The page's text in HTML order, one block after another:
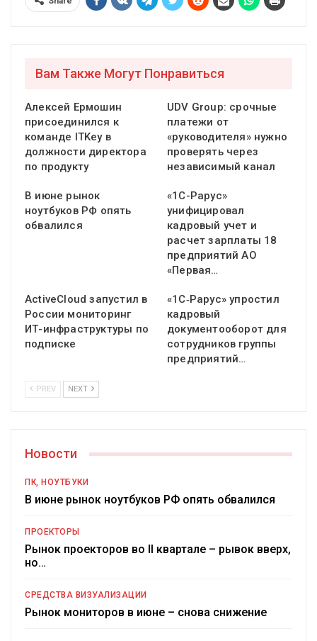
Вам Также Могут Понравиться
Алексей Ермошин
присоединился к
команде ITKey в
должности директора
по продукту
UDV Group: срочные
платежи от
«руководителя» нужно
проверять через
независимый канал
В июне рынок
ноутбуков РФ опять
обвалился
«1С-Рарус»
унифицировал
кадровый учет и
расчет зарплаты 18
предприятий АО
«Первая…
ActiveCloud запустил в
России мониторинг
ИТ-инфраструктуры по
подписке
«1С‑Рарус» упростил
кадровый
документооборот для
сотрудников группы
предприятий…
PREV NEXT
Новости
ПК, НОУТБУКИ
В июне рынок ноутбуков РФ опять обвалился
ПРОЕКТОРЫ
Рынок проекторов во II квартале – рывок вверх,
но…
СРЕДСТВА ВИЗУАЛИЗАЦИИ
Рынок мониторов в июне – снова снижение